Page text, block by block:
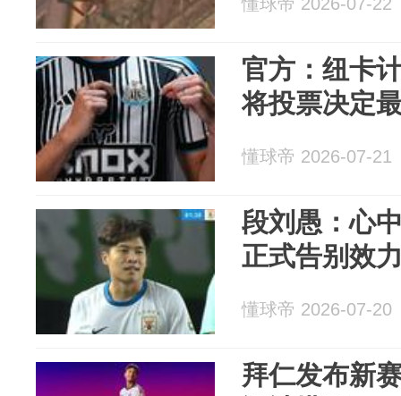
官方：纽卡
将投票决定
懂球帝 2026-07-21
段刘愚：心
正式告别效
懂球帝 2026-07-20
拜仁发布新